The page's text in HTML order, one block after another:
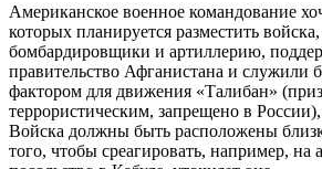
Американское военное командование
которых планируется разместить
бомбардировщики и артиллерию,
правительство Афганистана и
фактором для движения «Талибан»
террористическим, запрещено в
Войска должны быть расположены
того, чтобы среагировать, например, на